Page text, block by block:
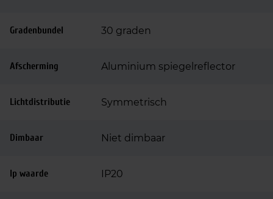
Gradenbundel 30 graden
Afscherming Aluminium spiegelreflector
Lichtdistributie Symmetrisch
Dimbaar Niet dimbaar
Ip waarde IP20